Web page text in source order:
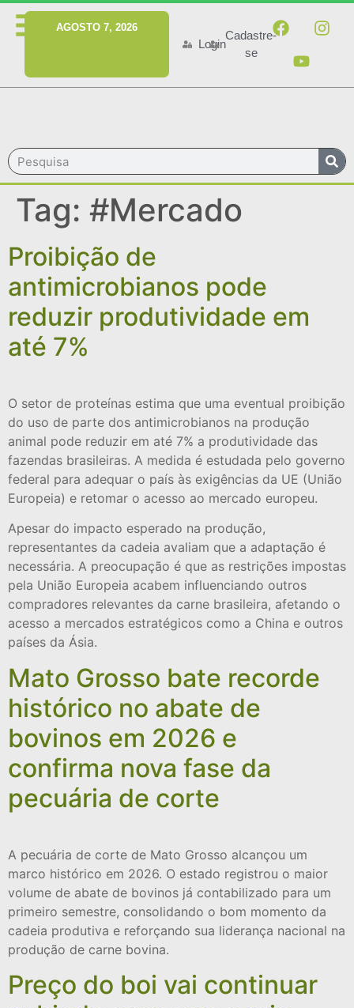
MENU
AGOSTO 7, 2026
Login
Cadastre-
se
Tag: #Mercado
Proibição de
antimicrobianos pode
reduzir produtividade em
até 7%
O setor de proteínas estima que uma eventual proibição
do uso de parte dos antimicrobianos na produção
animal pode reduzir em até 7% a produtividade das
fazendas brasileiras. A medida é estudada pelo governo
federal para adequar o país às exigências da UE (União
Europeia) e retomar o acesso ao mercado europeu.
Apesar do impacto esperado na produção,
representantes da cadeia avaliam que a adaptação é
necessária. A preocupação é que as restrições impostas
pela União Europeia acabem influenciando outros
compradores relevantes da carne brasileira, afetando o
acesso a mercados estratégicos como a China e outros
países da Ásia.
Mato Grosso bate recorde
histórico no abate de
bovinos em 2026 e
confirma nova fase da
pecuária de corte
A pecuária de corte de Mato Grosso alcançou um
marco histórico em 2026. O estado registrou o maior
volume de abate de bovinos já contabilizado para um
primeiro semestre, consolidando o bom momento da
cadeia produtiva e reforçando sua liderança nacional na
produção de carne bovina.
Preço do boi vai continuar